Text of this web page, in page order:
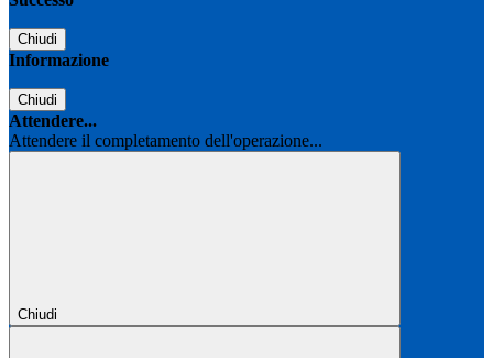
Chiudi
Informazione
Chiudi
Attendere...
Attendere il completamento dell'operazione...
Chiudi